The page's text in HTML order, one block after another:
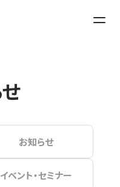
お知らせ
イベント・セミナー